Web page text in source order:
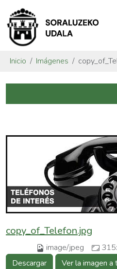
Inicio Imágenes
copy_of_Telefon.jpg
image/jpeg
Descargar Ver la imagen